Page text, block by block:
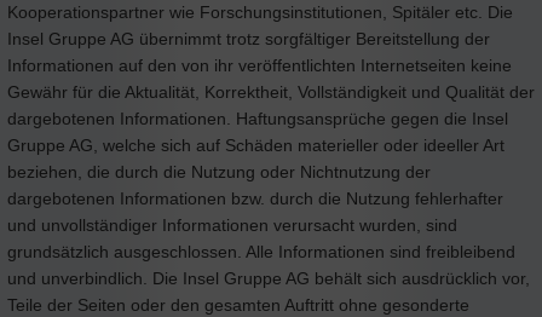
Kooperationspartner wie Forschungsinstitutionen, Spitäler etc. Die
Insel Gruppe AG übernimmt trotz sorgfältiger Bereitstellung der
Informationen auf den von ihr veröffentlichten Internetseiten keine
Gewähr für die Aktualität, Korrektheit, Vollständigkeit und Qualität der
dargebotenen Informationen. Haftungsansprüche gegen die Insel
Gruppe AG, welche sich auf Schäden materieller oder ideeller Art
beziehen, die durch die Nutzung oder Nichtnutzung der
dargebotenen Informationen bzw. durch die Nutzung fehlerhafter
und unvollständiger Informationen verursacht wurden, sind
grundsätzlich ausgeschlossen. Alle Informationen sind freibleibend
und unverbindlich. Die Insel Gruppe AG behält sich ausdrücklich vor,
Teile der Seiten oder den gesamten Auftritt ohne gesonderte